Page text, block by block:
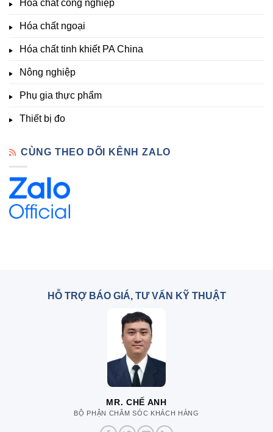
Chất
Hóa chất công nghiệp
Hóa chất ngoại
Hóa chất tinh khiết PA China
Nông nghiệp
Phụ gia thực phẩm
Thiết bị đo
CÙNG THEO DÕI KÊNH ZALO
HỖ TRỢ BÁO GIÁ, TƯ VẤN KỸ THUẬT
MR. CHẾ ANH
BỘ PHẬN CHĂM SÓC KHÁCH HÀNG